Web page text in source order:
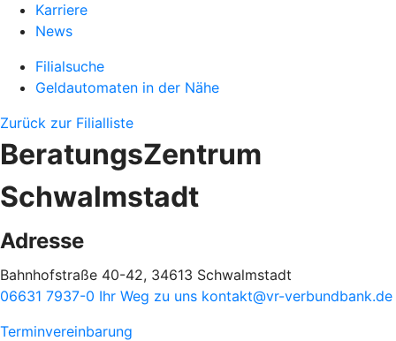
Karriere
News
Filialsuche
Geldautomaten in der Nähe
Zurück zur Filialliste
BeratungsZentrum
Schwalmstadt
Adresse
Bahnhofstraße 40-42, 34613 Schwalmstadt
06631 7937-0 Ihr Weg zu uns kontakt@vr-verbundbank.de
Terminvereinbarung